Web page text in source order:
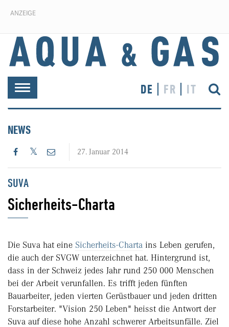
ANZEIGE
Toggle
navigation
DE FR IT
NEWS
27. Januar 2014
SUVA
Sicherheits-Charta
Die Suva hat eine Sicherheits-Charta ins Leben gerufen,
die auch der SVGW unterzeichnet hat. Hintergrund ist,
dass in der Schweiz jedes Jahr rund 250 000 Menschen
bei der Arbeit verunfallen. Es trifft jeden fünften
Bauarbeiter, jeden vierten Gerüstbauer und jeden dritten
Forstarbeiter. "Vision 250 Leben" heisst die Antwort der
Suva auf diese hohe Anzahl schwerer Arbeitsunfälle. Ziel